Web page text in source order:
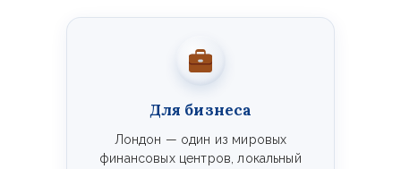
Для бизнеса
Лондон — один из мировых
финансовых центров, локальный